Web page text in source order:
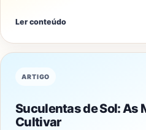
Ler conteúdo
ARTIGO
Suculentas de Sol: As
Cultivar